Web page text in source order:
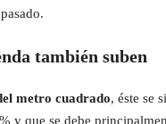
también suben
metro cuadrado, éste se
y que se debe